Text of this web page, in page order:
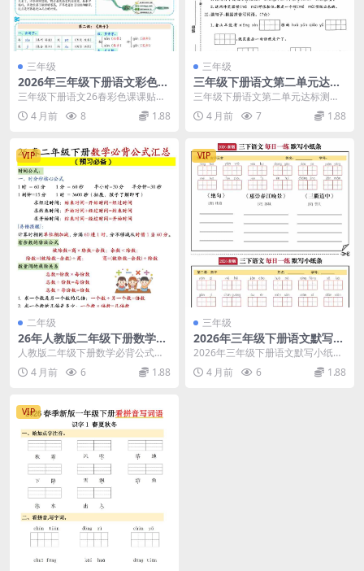
三年级
2026年三年级下册语文彩色课
课贴：同步教材核心考点归纳
电子版
三年级下册语文26春彩色课课贴：
学习提分好帮手 进入26春季学期，
三年级下册语文...
4 月前 8 1.88
三年级
三年级下册语文第二单元达标
测试卷：单元同步知识过关与
能力测评练习题
三年级下册语文第二单元达标测试
卷：助力知识稳固 进入三年级下学
期，第二单元的学习...
4 月前 7 1.88
VIP
二年级
26年人教版二年级下册数学必
背公式知识点汇总：期末复习
提分专项手册
人教版二年级下册数学必背公式与
核心知识点 在人教版二年级下册数
学的学习中，熟练记...
4 月前 6 1.88
VIP
三年级
2026年三年级下册语文默写小
纸条电子版：助力小学生背诵
默写高效通关
2026年三年级下册语文默写小纸
条，夯实语文基础好帮手 进入三年
级下学期，语文学...
4 月前 6 1.88
VIP